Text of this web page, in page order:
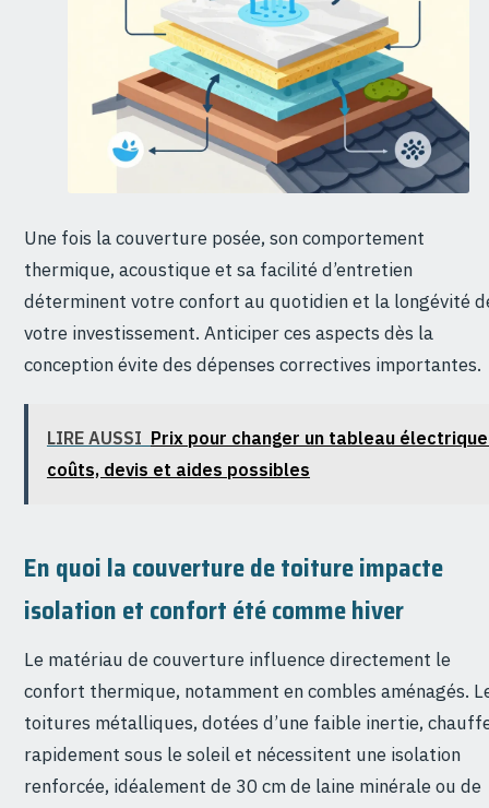
Une fois la couverture posée, son comportement
thermique, acoustique et sa facilité d’entretien
déterminent votre confort au quotidien et la longévité
votre investissement. Anticiper ces aspects dès la
conception évite des dépenses correctives importantes.
LIRE AUSSI Prix pour changer un tableau
coûts, devis et aides possibles
En quoi la couverture de toiture impacte
isolation et confort été comme hiver
Le matériau de couverture influence directement le
confort thermique, notamment en combles aménagés.
toitures métalliques, dotées d’une faible inertie,
rapidement sous le soleil et nécessitent une isolation
renforcée, idéalement de 30 cm de laine minérale ou de